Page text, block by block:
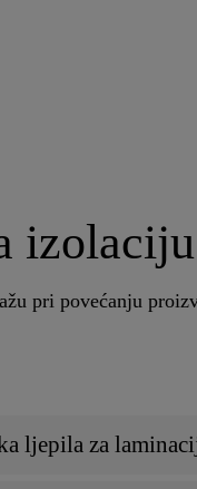
pri povećanju
ljepila za